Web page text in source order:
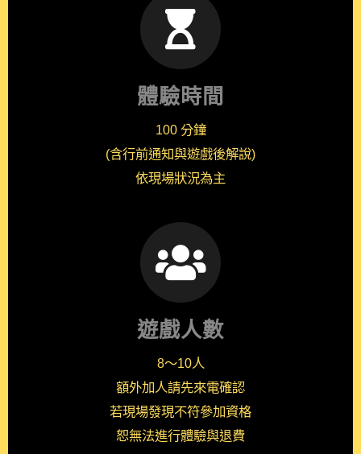
體驗時間
100 分鐘
(含行前通知與遊戲後解說)
依現場狀況為主
遊戲人數
8～10人
額外加人請先來電確認
若現場發現不符參加資格
恕無法進行體驗與退費